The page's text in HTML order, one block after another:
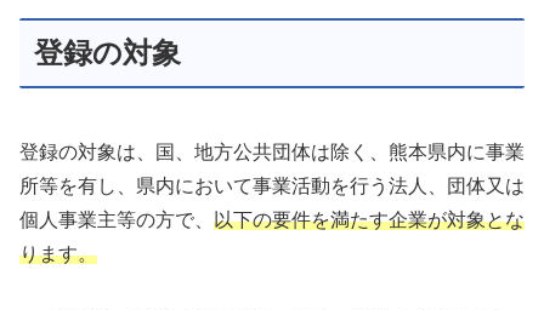
登録の対象
登録の対象は、国、地方公共団体は除く、熊本県内に事業
所等を有し、県内において事業活動を行う法人、団体又は
個人事業主等の方で、 以下の要件を満たす企業が対象とな
ります。